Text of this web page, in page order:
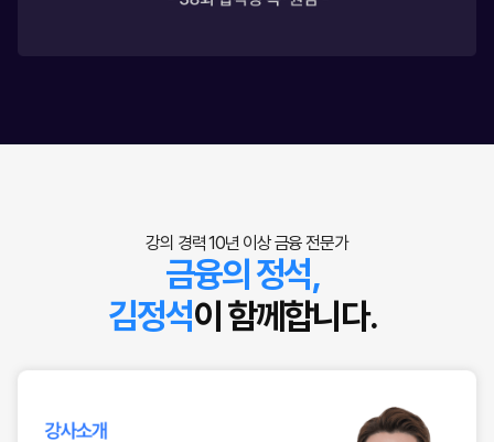
강의 경력 10년 이상 금융 전문가
금융의 정석,
김정석이 함께합니다.